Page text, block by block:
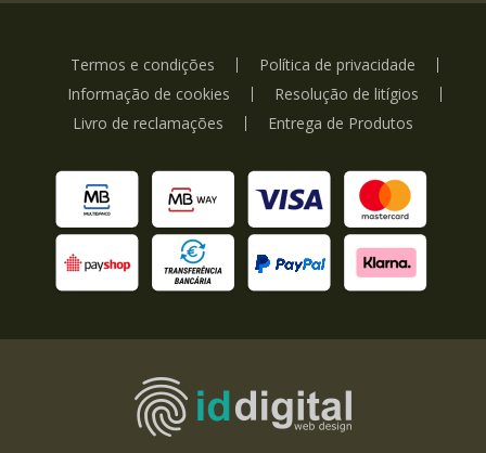
Termos e condições
Política de privacidade
Informação de cookies
Resolução de litígios
Livro de reclamações
Entrega de Produtos